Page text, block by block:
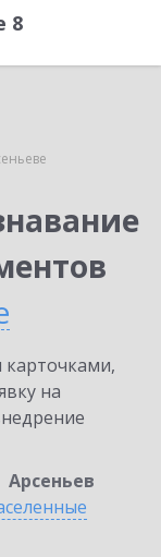
8
на
Арсеньев